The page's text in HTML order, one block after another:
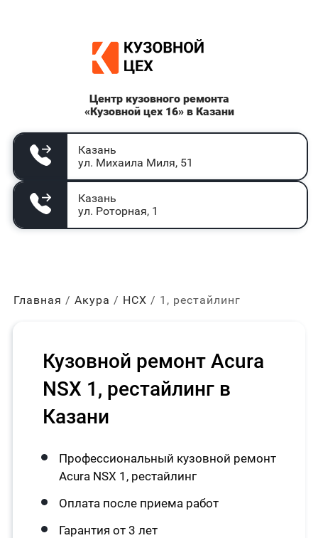
Центр кузовного ремонта
«Кузовной цех 16» в Казани
Казань
ул. Михаила Миля, 51
Казань
ул. Роторная, 1
Главная Акура НСХ 1, рестайлинг
Кузовной ремонт Acura
NSX 1, рестайлинг в
Казани
Профессиональный кузовной ремонт
Acura NSX 1, рестайлинг
Оплата после приема работ
Гарантия от 3 лет